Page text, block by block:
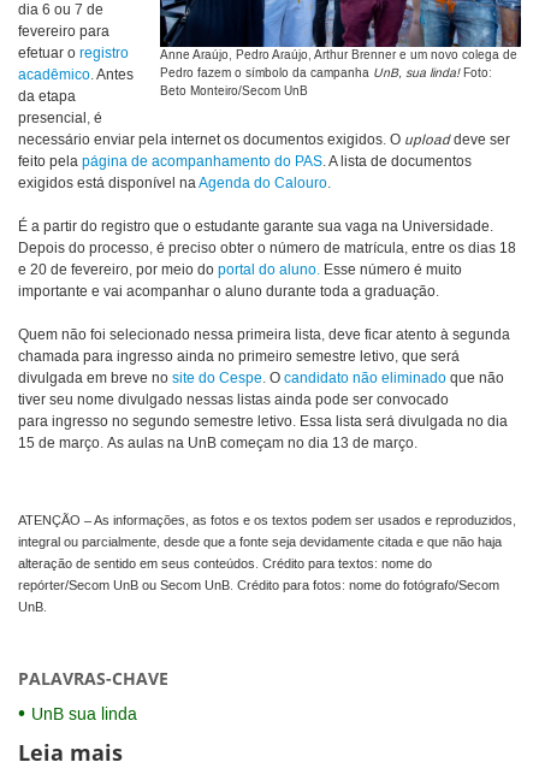
Anne Araújo, Pedro Araújo, Arthur Brenner e um novo colega de
Pedro fazem o símbolo da campanha UnB, sua linda!Foto:
Beto Monteiro/Secom UnB
dia 6 ou 7 de
fevereiro para
efetuar o registro
acadêmico. Antes
da etapa
presencial, é
necessário enviar pela internet os documentos exigidos. O uploaddeve ser
feito pela página de acompanhamento do PAS. A lista de documentos
exigidos está disponível naAgenda do Calouro.
É a partir do registro que o estudante garante sua vaga na Universidade.
Depois do processo, é preciso obter o número de matrícula, entre os dias 18
e 20 de fevereiro, por meio do portal do aluno. Esse número é muito
importante e vai acompanhar o aluno durante toda a graduação.
Quem não foi selecionado nessa primeira lista, deve ficar atento à segunda
chamada para ingresso ainda no primeiro semestre letivo, que será
divulgada em breve no site do Cespe. O candidato não eliminado que não
tiver seu nome divulgado nessas listas ainda pode ser convocado
para ingresso no segundo semestre letivo. Essa lista será divulgada no dia
15 de março. As aulas na UnB começam no dia 13 de março.
ATENÇÃO – As informações, as fotos e os textos podem ser usados e reproduzidos,
integral ou parcialmente, desde que a fonte seja devidamente citada e que não haja
alteração de sentido em seus conteúdos. Crédito para textos: nome do
repórter/Secom UnB ou Secom UnB. Crédito para fotos: nome do fotógrafo/Secom
UnB.
PALAVRAS-CHAVE
UnB sua linda
Leia mais